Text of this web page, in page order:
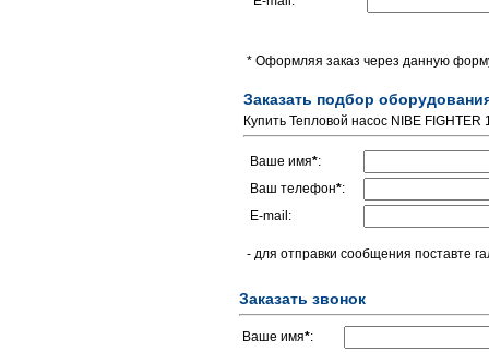
* Оформляя заказ через данную
Заказать подбор
Купить Тепловой насос NIBE
Ваше имя*:
Ваш телефон*:
E-mail:
- для отправки сообщения поставте
Заказать звонок
Ваше имя*: